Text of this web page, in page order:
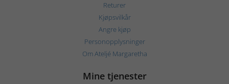
Returer
Kjøpsvilkår
Angre kjøp
Personopplysninger
Om Ateljé Margaretha
Mine tjenester